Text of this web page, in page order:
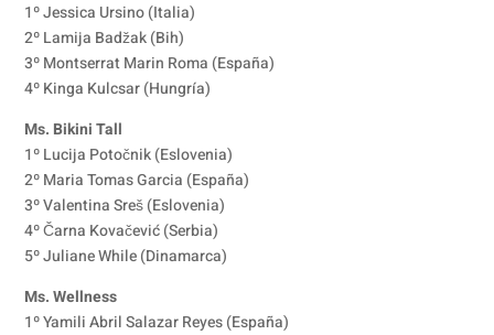
1º Jessica Ursino (Italia)
2º Lamija Badžak (Bih)
3º Montserrat Marin Roma (España)
4º Kinga Kulcsar (Hungría)
Ms. Bikini Tall
1º Lucija Potočnik (Eslovenia)
2º Maria Tomas Garcia (España)
3º Valentina Sreš (Eslovenia)
4º Čarna Kovačević (Serbia)
5º Juliane While (Dinamarca)
Ms. Wellness
1º Yamili Abril Salazar Reyes (España)